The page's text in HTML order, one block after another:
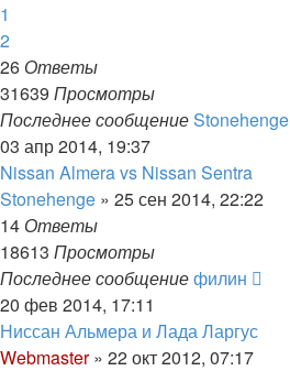
1
2
26 Ответы
31639 Просмотры
Последнее сообщениеStonehenge
03 апр 2014, 19:37
Nissan Almera vs Nissan Sentra
Stonehenge » 25 сен 2014, 22:22
14 Ответы
18613 Просмотры
Последнее сообщениефилин
20 фев 2014, 17:11
Ниссан Альмера и Лада Ларгус
Webmaster» 22 окт 2012, 07:17